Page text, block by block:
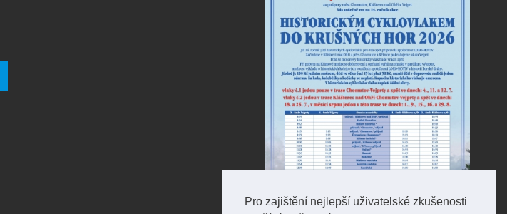
Pro zajištění nejlepší uživatelské zkušenosti